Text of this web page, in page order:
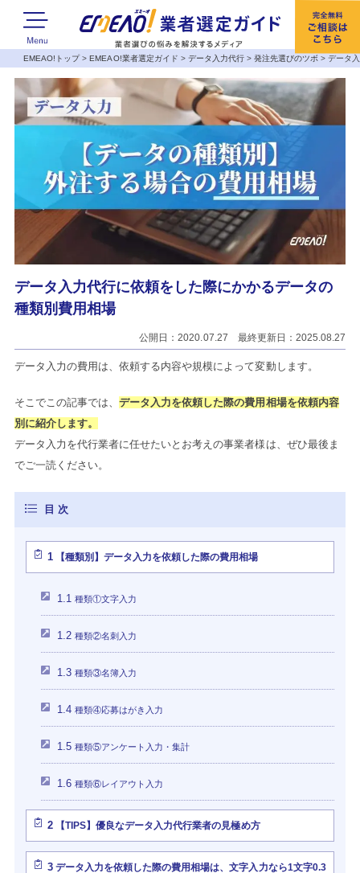
EMEAO!トップ>EMEAO!業者選定ガイド > データ入力代行 >発注先選びのツボ >データ
データ入力代行に依頼をした際にかかるデータの
種類別費用相場
公開日：2020.07.27 最終更新日：2025.08.27
データ入力の費用は、依頼する内容や規模によって変動します。
そこでこの記事では、データ入力を依頼した際の費用相場を依頼内容
別に紹介します。
データ入力を代行業者に任せたいとお考えの事業者様は、ぜひ最後ま
でご一読ください。
1【種類別】データ入力を依頼した際の費用相場
1.1 種類①文字入力
1.2 種類②名刺入力
1.3 種類③名簿入力
1.4 種類④応募はがき入力
1.5 種類⑤アンケート入力・集計
1.6 種類⑥レイアウト入力
2【TIPS】優良なデータ入力代行業者の見極め方
3データ入力を依頼した際の費用相場は、文字入力なら1文字0.3